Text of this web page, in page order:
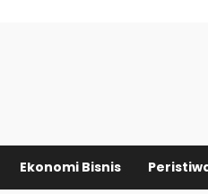
Ekonomi Bisnis